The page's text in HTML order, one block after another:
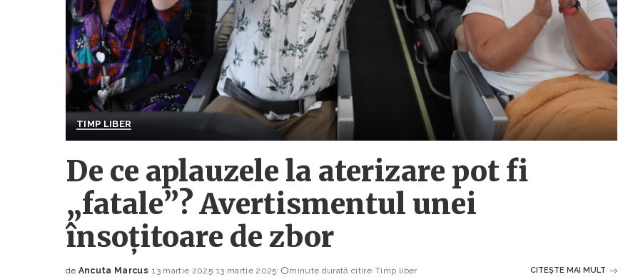
TIMP LIBER
De ce aplauzele la aterizare pot fi
„fatale”? Avertismentul unei
însoțitoare de zbor
de Ancuta Marcus 13 martie 2025 13 martie 2025 minute durată citire Timp liber CITEȘTE MAI MULT